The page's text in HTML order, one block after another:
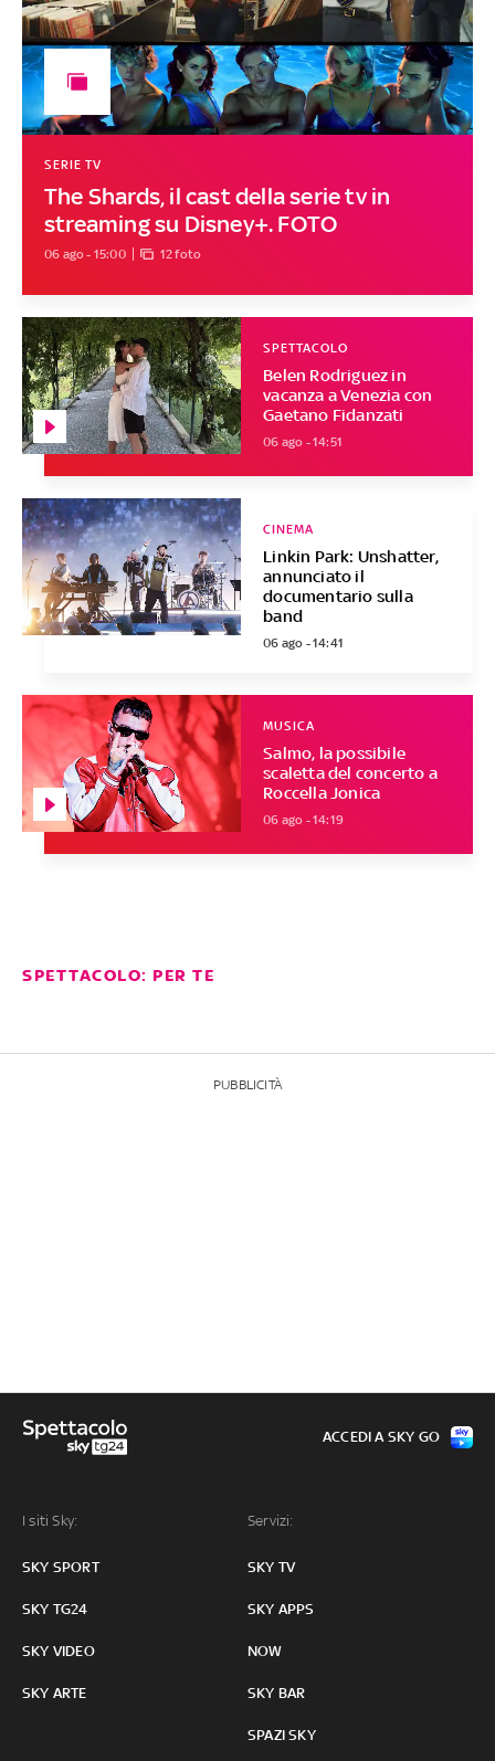
The Shards, il cast della serie tv in
streaming su Disney+. FOTO
SERIE TV
06 ago - 15:00 12 foto
Belen Rodriguez in
vacanza a Venezia con
Gaetano Fidanzati
SPETTACOLO
06 ago - 14:51
Linkin Park: Unshatter,
annunciato il
documentario sulla
band
CINEMA
06 ago - 14:41
Salmo, la possibile
scaletta del concerto a
Roccella Jonica
MUSICA
06 ago - 14:19
SPETTACOLO: PER TE
PUBBLICITÀ
I siti Sky:
SKY SPORT
SKY TG24
SKY VIDEO
SKY ARTE
Servizi:
SKY TV
SKY APPS
NOW
SKY BAR
SPAZI SKY
ACCEDI A SKY GO